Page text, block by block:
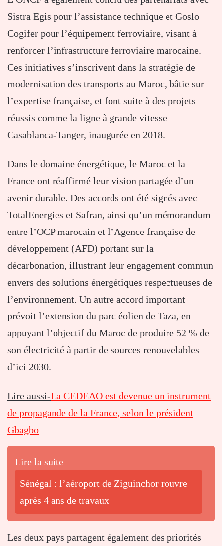
Sistra Egis pour l’assistance technique et Goslo
Cogifer pour l’équipement ferroviaire, visant à
renforcer l’infrastructure ferroviaire marocaine.
Ces initiatives s’inscrivent dans la stratégie de
modernisation des transports au Maroc, bâtie sur
l’expertise française, et font suite à des projets
réussis comme la ligne à grande vitesse
Casablanca-Tanger, inaugurée en 2018.
Dans le domaine énergétique, le Maroc et la
France ont réaffirmé leur vision partagée d’un
avenir durable. Des accords ont été signés avec
TotalEnergies et Safran, ainsi qu’un mémorandum
entre l’OCP marocain et l’Agence française de
développement (AFD) portant sur la
décarbonation, illustrant leur engagement commun
envers des solutions énergétiques respectueuses de
l’environnement. Un autre accord important
prévoit l’extension du parc éolien de Taza, en
appuyant l’objectif du Maroc de produire 52 % de
son électricité à partir de sources renouvelables
d’ici 2030.
Lire aussi-La CEDEAO est devenue un instrument
de propagande de la France, selon le président
Gbagbo
Lire la suite
Sénégal : l’aéroport de Ziguinchor rouvre
après 4 ans de travaux
Les deux pays partagent également des priorités